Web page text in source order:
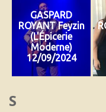
GASPARD
ROYANT Feyzin
(L'Épicerie
Moderne)
12/09/2024
S